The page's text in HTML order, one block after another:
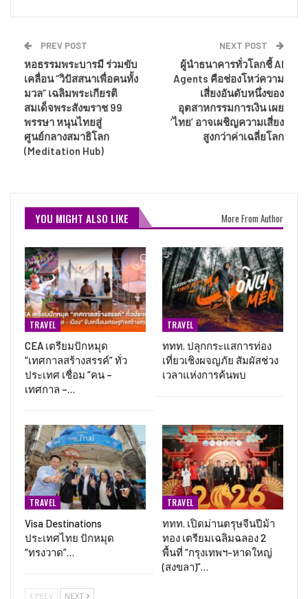
PREV POST
หอธรรมพระบารมี ร่วมขับ
เคลื่อน “วิปัสสนาเพื่อคนทั้ง
มวล” เฉลิมพระเกียรติ
สมเด็จพระสังฆราช 99
พรรษา หนุนไทยสู่
ศูนย์กลางสมาธิโลก
(Meditation Hub)
NEXT POST
ผู้นำธนาคารทั่วโลกชี้ AI
Agents คือช่องโหว่ความ
เสี่ยงอันดับหนึ่งของ
อุตสาหกรรมการเงิน เผย
‘ไทย’ อาจเผชิญความเสี่ยง
สูงกว่าค่าเฉลี่ยโลก
YOU MIGHT ALSO LIKE More From Author
TRAVEL
CEA เตรียมปักหมุด
“เทศกาลสร้างสรรค์” ทั่ว
ประเทศ เชื่อม “คน –
เทศกาล –…
TRAVEL
ททท. ปลุกกระแสการท่อง
เที่ยวเชิงผจญภัย สัมผัสช่วง
เวลาแห่งการค้นพบ
TRAVEL
Visa Destinations
ประเทศไทย ปักหมุด
“ทรงวาด”…
TRAVEL
ททท. เปิดม่านตรุษจีนปีม้า
ทอง เตรียมเฉลิมฉลอง 2
พื้นที่ “กรุงเทพฯ-หาดใหญ่
(สงขลา)”…
PREV NEXT